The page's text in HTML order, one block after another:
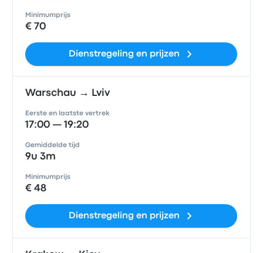
Minimumprijs
€ 70
Dienstregeling en prijzen
Warschau → Lviv
Eerste en laatste vertrek
17:00 — 19:20
Gemiddelde tijd
9u 3m
Minimumprijs
€ 48
Dienstregeling en prijzen